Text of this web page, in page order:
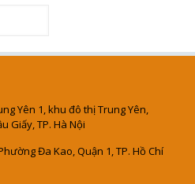
Yên 1, khu đô thị Trung Yên,
Giấy, TP. Hà Nội
Đa Kao, Quận 1, TP. Hồ Chí